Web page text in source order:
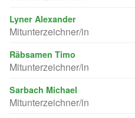
Lyner Alexander
Mitunterzeichner/in
Räbsamen Timo
Mitunterzeichner/in
Sarbach Michael
Mitunterzeichner/in